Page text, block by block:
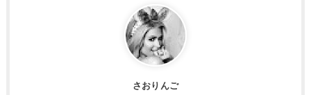
さおりんご